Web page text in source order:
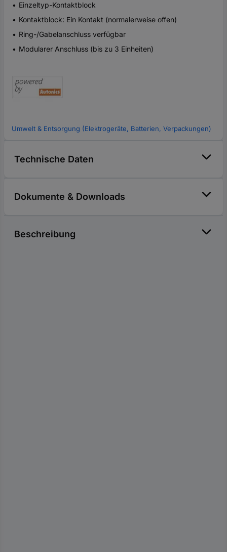
Einzeltyp-Kontaktblock
Kontaktblock: Ein Kontakt (normalerweise offen)
Ring-/Gabelanschluss verfügbar
Modularer Anschluss (bis zu 3 Einheiten)
Umwelt & Entsorgung (Elektrogeräte, Batterien, Verpackungen)
Technische Daten
Dokumente & Downloads
Beschreibung